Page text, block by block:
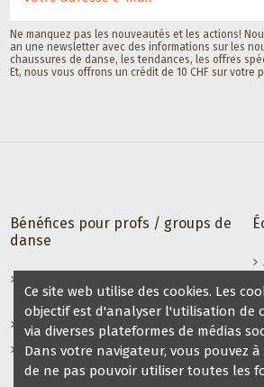
Ne manquez pas les nouveautés et les actions!
an une newsletter avec des informations sur les
chaussures de danse, les tendances, les offres
Et, nous vous offrons un crédit de 10 CHF sur votre
Bénéfices pour profs / groups de
danse
soirée dansante
Bénéfices pour profs / groups
Revente de chaussures de danse
Veryfine
Ce site web utilise des cookies. Les
objectif est d'analyser l'utilisation de
via diverses plateformes de médias
Dans votre navigateur, vous pouvez
de ne pas pouvoir utiliser toutes les